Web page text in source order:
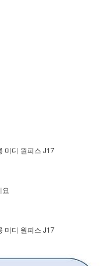
미디 원피스 J17
요
미디 원피스 J17